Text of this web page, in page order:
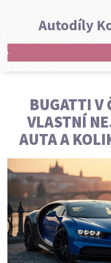
Autodíly
BUGATTI V
VLASTNÍ
AUTA A